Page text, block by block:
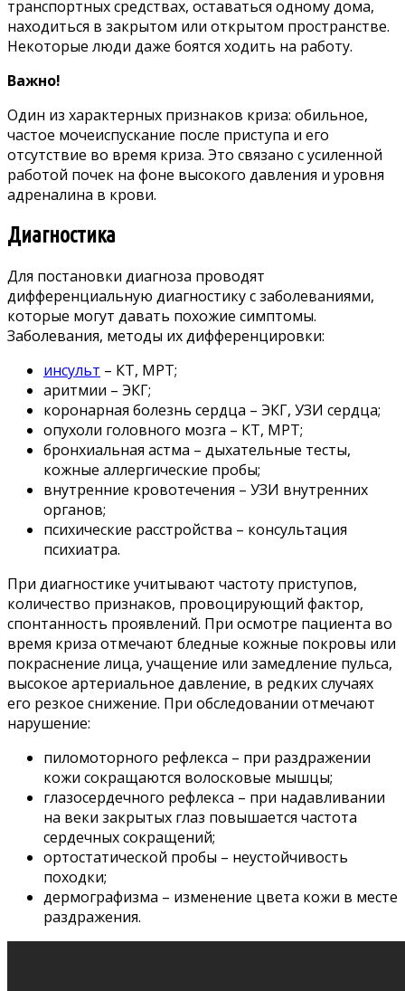
транспортных средствах, оставаться одному дома,
находиться в закрытом или открытом пространстве.
Некоторые люди даже боятся ходить на работу.
Важно!
Один из характерных признаков криза: обильное,
частое мочеиспускание после приступа и его
отсутствие во время криза. Это связано с усиленной
работой почек на фоне высокого давления и уровня
адреналина в крови.
Диагностика
Для постановки диагноза проводят
дифференциальную диагностику с заболеваниями,
которые могут давать похожие симптомы.
Заболевания, методы их дифференцировки:
инсульт – КТ, МРТ;
аритмии – ЭКГ;
коронарная болезнь сердца – ЭКГ, УЗИ сердца;
опухоли головного мозга – КТ, МРТ;
бронхиальная астма – дыхательные тесты,
кожные аллергические пробы;
внутренние кровотечения – УЗИ внутренних
органов;
психические расстройства – консультация
психиатра.
При диагностике учитывают частоту приступов,
количество признаков, провоцирующий фактор,
спонтанность проявлений. При осмотре пациента во
время криза отмечают бледные кожные покровы или
покраснение лица, учащение или замедление пульса,
высокое артериальное давление, в редких случаях
его резкое снижение. При обследовании отмечают
нарушение:
пиломоторного рефлекса – при раздражении
кожи сокращаются волосковые мышцы;
глазосердечного рефлекса – при надавливании
на веки закрытых глаз повышается частота
сердечных сокращений;
ортостатической пробы – неустойчивость
походки;
дермографизма – изменение цвета кожи в месте
раздражения.